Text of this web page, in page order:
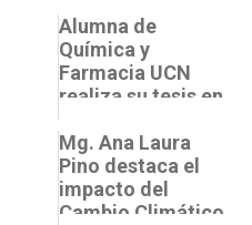
Alumna de
Química y
Farmacia UCN
realiza su tesis en
Chile gracias a
programa de p...
Mg. Ana Laura
Pino destaca el
impacto del
Cambio Climático